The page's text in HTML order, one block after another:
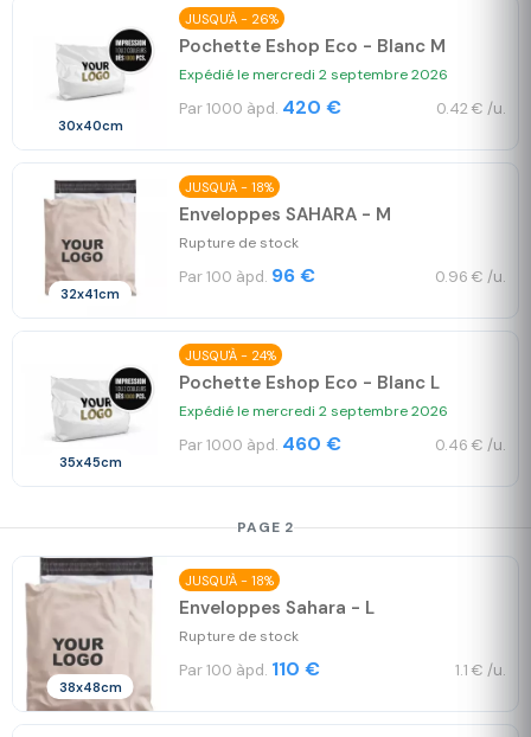
30x40cm
JUSQU'À - 26%
Pochette Eshop Eco - Blanc M
Expédié le mercredi 2 septembre 2026
Par 1000 àpd. 420 € 0.42 € /u.
32x41cm
JUSQU'À - 18%
Enveloppes SAHARA - M
Rupture de stock
Par 100 àpd. 96 € 0.96 € /u.
35x45cm
JUSQU'À - 24%
Pochette Eshop Eco - Blanc L
Expédié le mercredi 2 septembre 2026
Par 1000 àpd. 460 € 0.46 € /u.
PAGE 2
38x48cm
JUSQU'À - 18%
Enveloppes Sahara - L
Rupture de stock
Par 100 àpd. 110 € 1.1 € /u.